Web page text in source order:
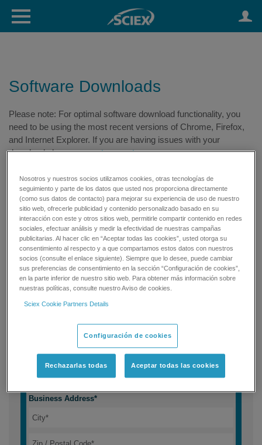
Software Downloads
Please note: For optimal software download functionality, you
need to be using the most recent versions of Chrome, Firefox,
and Internet Explorer. If you are having issues with your
download pleaserequest support
Nosotros y nuestros socios utilizamos cookies, otras tecnologías de
seguimiento y parte de los datos que usted nos proporciona directamente
(como sus datos de contacto) para mejorar su experiencia de uso de nuestro
sitio web, ofrecerle publicidad y contenido personalizado basado en su
interacción con este y otros sitios web, permitirle compartir contenido en redes
sociales, efectuar análisis y medir la efectividad de nuestras campañas
publicitarias. Al hacer clic en “Aceptar todas las cookies”, usted otorga su
consentimiento al respecto y a que compartamos estos datos con nuestros
socios (consulte el enlace siguiente). Siempre que lo desee, puede cambiar
sus preferencias de consentimiento en la sección “Configuración de cookies”,
en la parte inferior de nuestro sitio web. Para obtener más información sobre
nuestras políticas, consulte nuestro Aviso de cookies.
Sciex Cookie Partners Details
Configuración de cookies
Rechazarlas todas Aceptar todas las cookies